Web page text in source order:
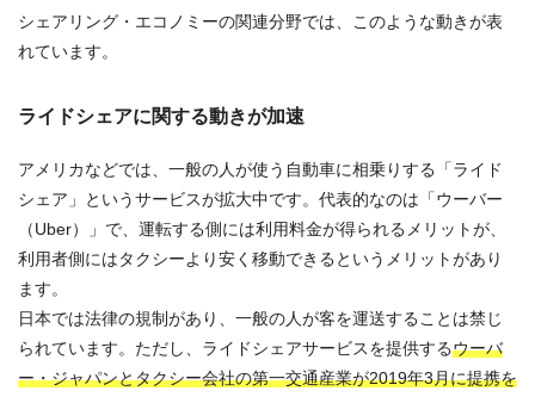
シェアリング・エコノミーの関連分野では、このような動きが表
れています。
ライドシェアに関する動きが加速
アメリカなどでは、一般の人が使う自動車に相乗りする「ライド
シェア」というサービスが拡大中です。代表的なのは「ウーバー
（Uber）」で、運転する側には利用料金が得られるメリットが、
利用者側にはタクシーより安く移動できるというメリットがあり
ます。
日本では法律の規制があり、一般の人が客を運送することは禁じ
られています。ただし、ライドシェアサービスを提供するウーバ
ー・ジャパンとタクシー会社の第一交通産業が2019年3月に提携を